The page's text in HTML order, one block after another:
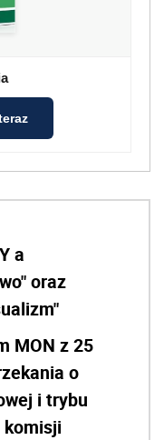
a
oraz
MON z 25
o
i trybu
komisji